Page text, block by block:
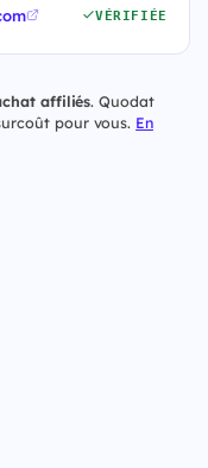
VÉRIFIÉE
affiliés. Quodat
pour vous. En